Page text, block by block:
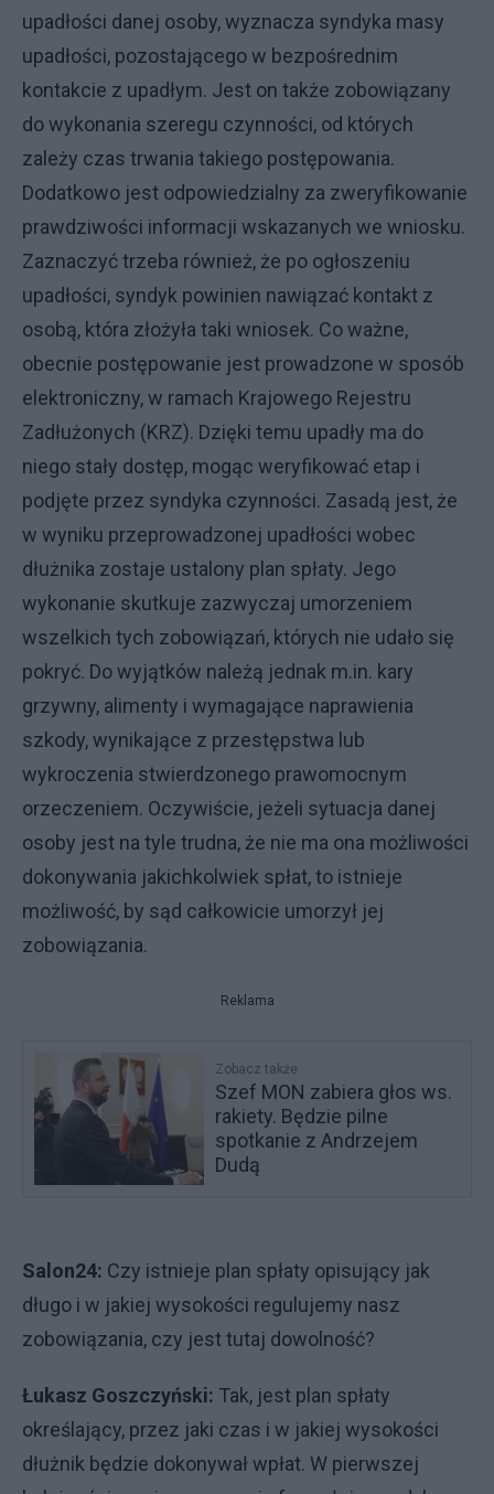
upadłości danej osoby, wyznacza syndyka masy
upadłości, pozostającego w bezpośrednim
kontakcie z upadłym. Jest on także zobowiązany
do wykonania szeregu czynności, od których
zależy czas trwania takiego postępowania.
Dodatkowo jest odpowiedzialny za zweryfikowanie
prawdziwości informacji wskazanych we wniosku.
Zaznaczyć trzeba również, że po ogłoszeniu
upadłości, syndyk powinien nawiązać kontakt z
osobą, która złożyła taki wniosek. Co ważne,
obecnie postępowanie jest prowadzone w sposób
elektroniczny, w ramach Krajowego Rejestru
Zadłużonych (KRZ). Dzięki temu upadły ma do
niego stały dostęp, mogąc weryfikować etap i
podjęte przez syndyka czynności. Zasadą jest, że
w wyniku przeprowadzonej upadłości wobec
dłużnika zostaje ustalony plan spłaty. Jego
wykonanie skutkuje zazwyczaj umorzeniem
wszelkich tych zobowiązań, których nie udało się
pokryć. Do wyjątków należą jednak m.in. kary
grzywny, alimenty i wymagające naprawienia
szkody, wynikające z przestępstwa lub
wykroczenia stwierdzonego prawomocnym
orzeczeniem. Oczywiście, jeżeli sytuacja danej
osoby jest na tyle trudna, że nie ma ona możliwości
dokonywania jakichkolwiek spłat, to istnieje
możliwość, by sąd całkowicie umorzył jej
zobowiązania.
Reklama
Zobacz także
Szef MON zabiera głos ws.
rakiety. Będzie pilne
spotkanie z Andrzejem
Dudą
Salon24: Czy istnieje plan spłaty opisujący jak
długo i w jakiej wysokości regulujemy nasz
zobowiązania, czy jest tutaj dowolność?
Łukasz Goszczyński: Tak, jest plan spłaty
określający, przez jaki czas i w jakiej wysokości
dłużnik będzie dokonywał wpłat. W pierwszej